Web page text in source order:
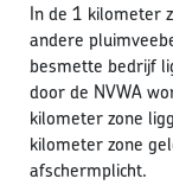
In de 1 kilometer
andere
besmette bedrijf
door de NVWA
kilometer zone
kilometer zone
afschermplicht.